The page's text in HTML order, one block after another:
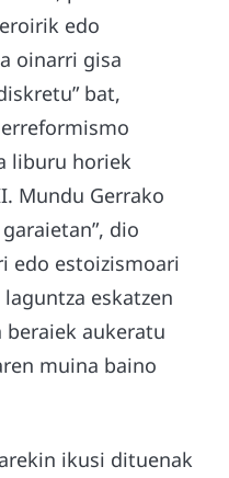
edo
oinarri gisa
bat,
liburu horiek
Mundu Gerrako
dio
edo estoizismoari
eskatzen
aukeratu
muina baino
ikusi dituenak